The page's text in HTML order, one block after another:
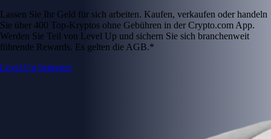
Lassen Sie Ihr Geld für sich arbeiten. Kaufen, verkaufen oder handeln
Sie über 400 Top-Kryptos ohne Gebühren in der Crypto.com App.
Werden Sie Teil von Level Up und sichern Sie sich branchenweit
führende Rewards. Es gelten die AGB.*
Level Up beitreten